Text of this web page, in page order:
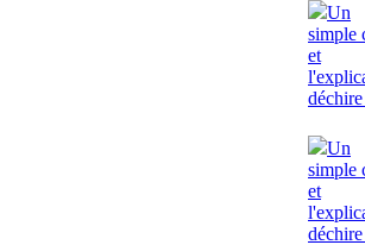
Un
simple
et
Un
simple
et